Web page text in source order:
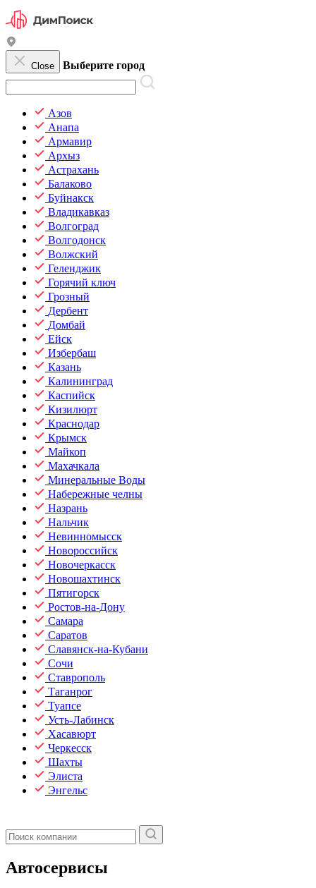
Close Выберите город
Азов
Анапа
Армавир
Архыз
Астрахань
Балаково
Буйнакск
Владикавказ
Волгоград
Волгодонск
Волжский
Геленджик
Горячий ключ
Грозный
Дербент
Домбай
Ейск
Избербаш
Казань
Калининград
Каспийск
Кизилюрт
Краснодар
Крымск
Майкоп
Махачкала
Минеральные Воды
Набережные челны
Назрань
Нальчик
Невинномысск
Новороссийск
Новочеркасск
Новошахтинск
Пятигорск
Ростов-на-Дону
Самара
Саратов
Славянск-на-Кубани
Сочи
Ставрополь
Таганрог
Туапсе
Усть-Лабинск
Хасавюрт
Черкесск
Шахты
Элиста
Энгельс
Автосервисы